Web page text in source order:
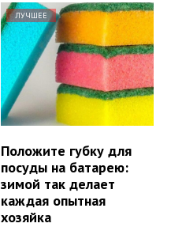
ЛУЧШЕЕ
Положите губку для
посуды на батарею:
зимой так делает
каждая опытная
хозяйка